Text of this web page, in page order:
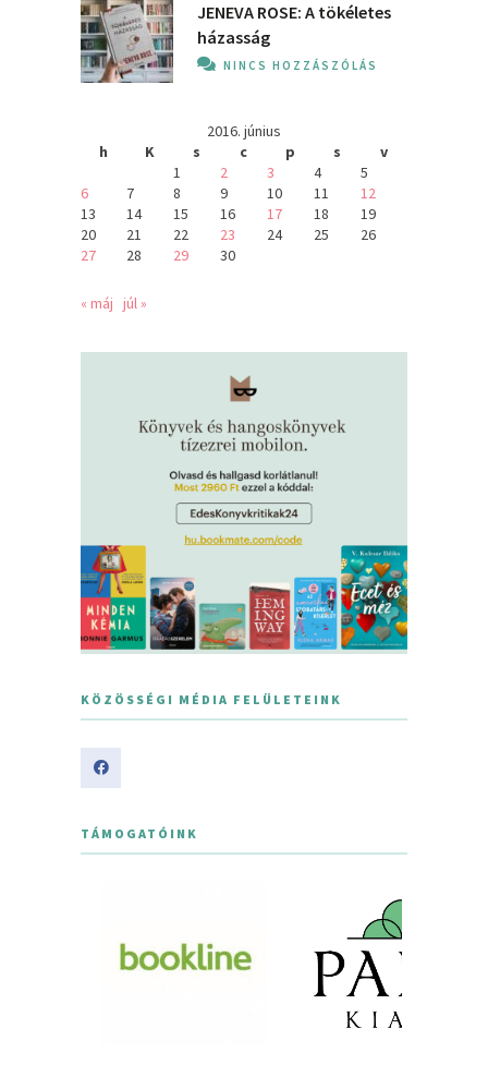
JENEVA ROSE: A ​tökéletes
házasság
NINCS HOZZÁSZÓLÁS
2016. június
h
K s c p s
v
1
2 3 4
5
6
7 8 9 10 11
12
13
14 15 16 17 18
19
20
21 22 23 24 25
26
27
28 29 30
« máj júl »
KÖZÖSSÉGI MÉDIA FELÜLETEINK
TÁMOGATÓINK